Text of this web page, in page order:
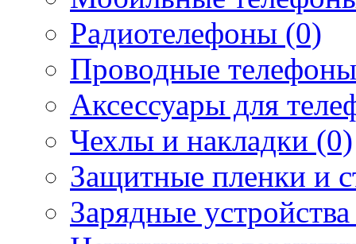
Радиотелефоны (0)
Проводные
Аксессуары для
Чехлы и накладки (0)
Защитные пленки и
Зарядные